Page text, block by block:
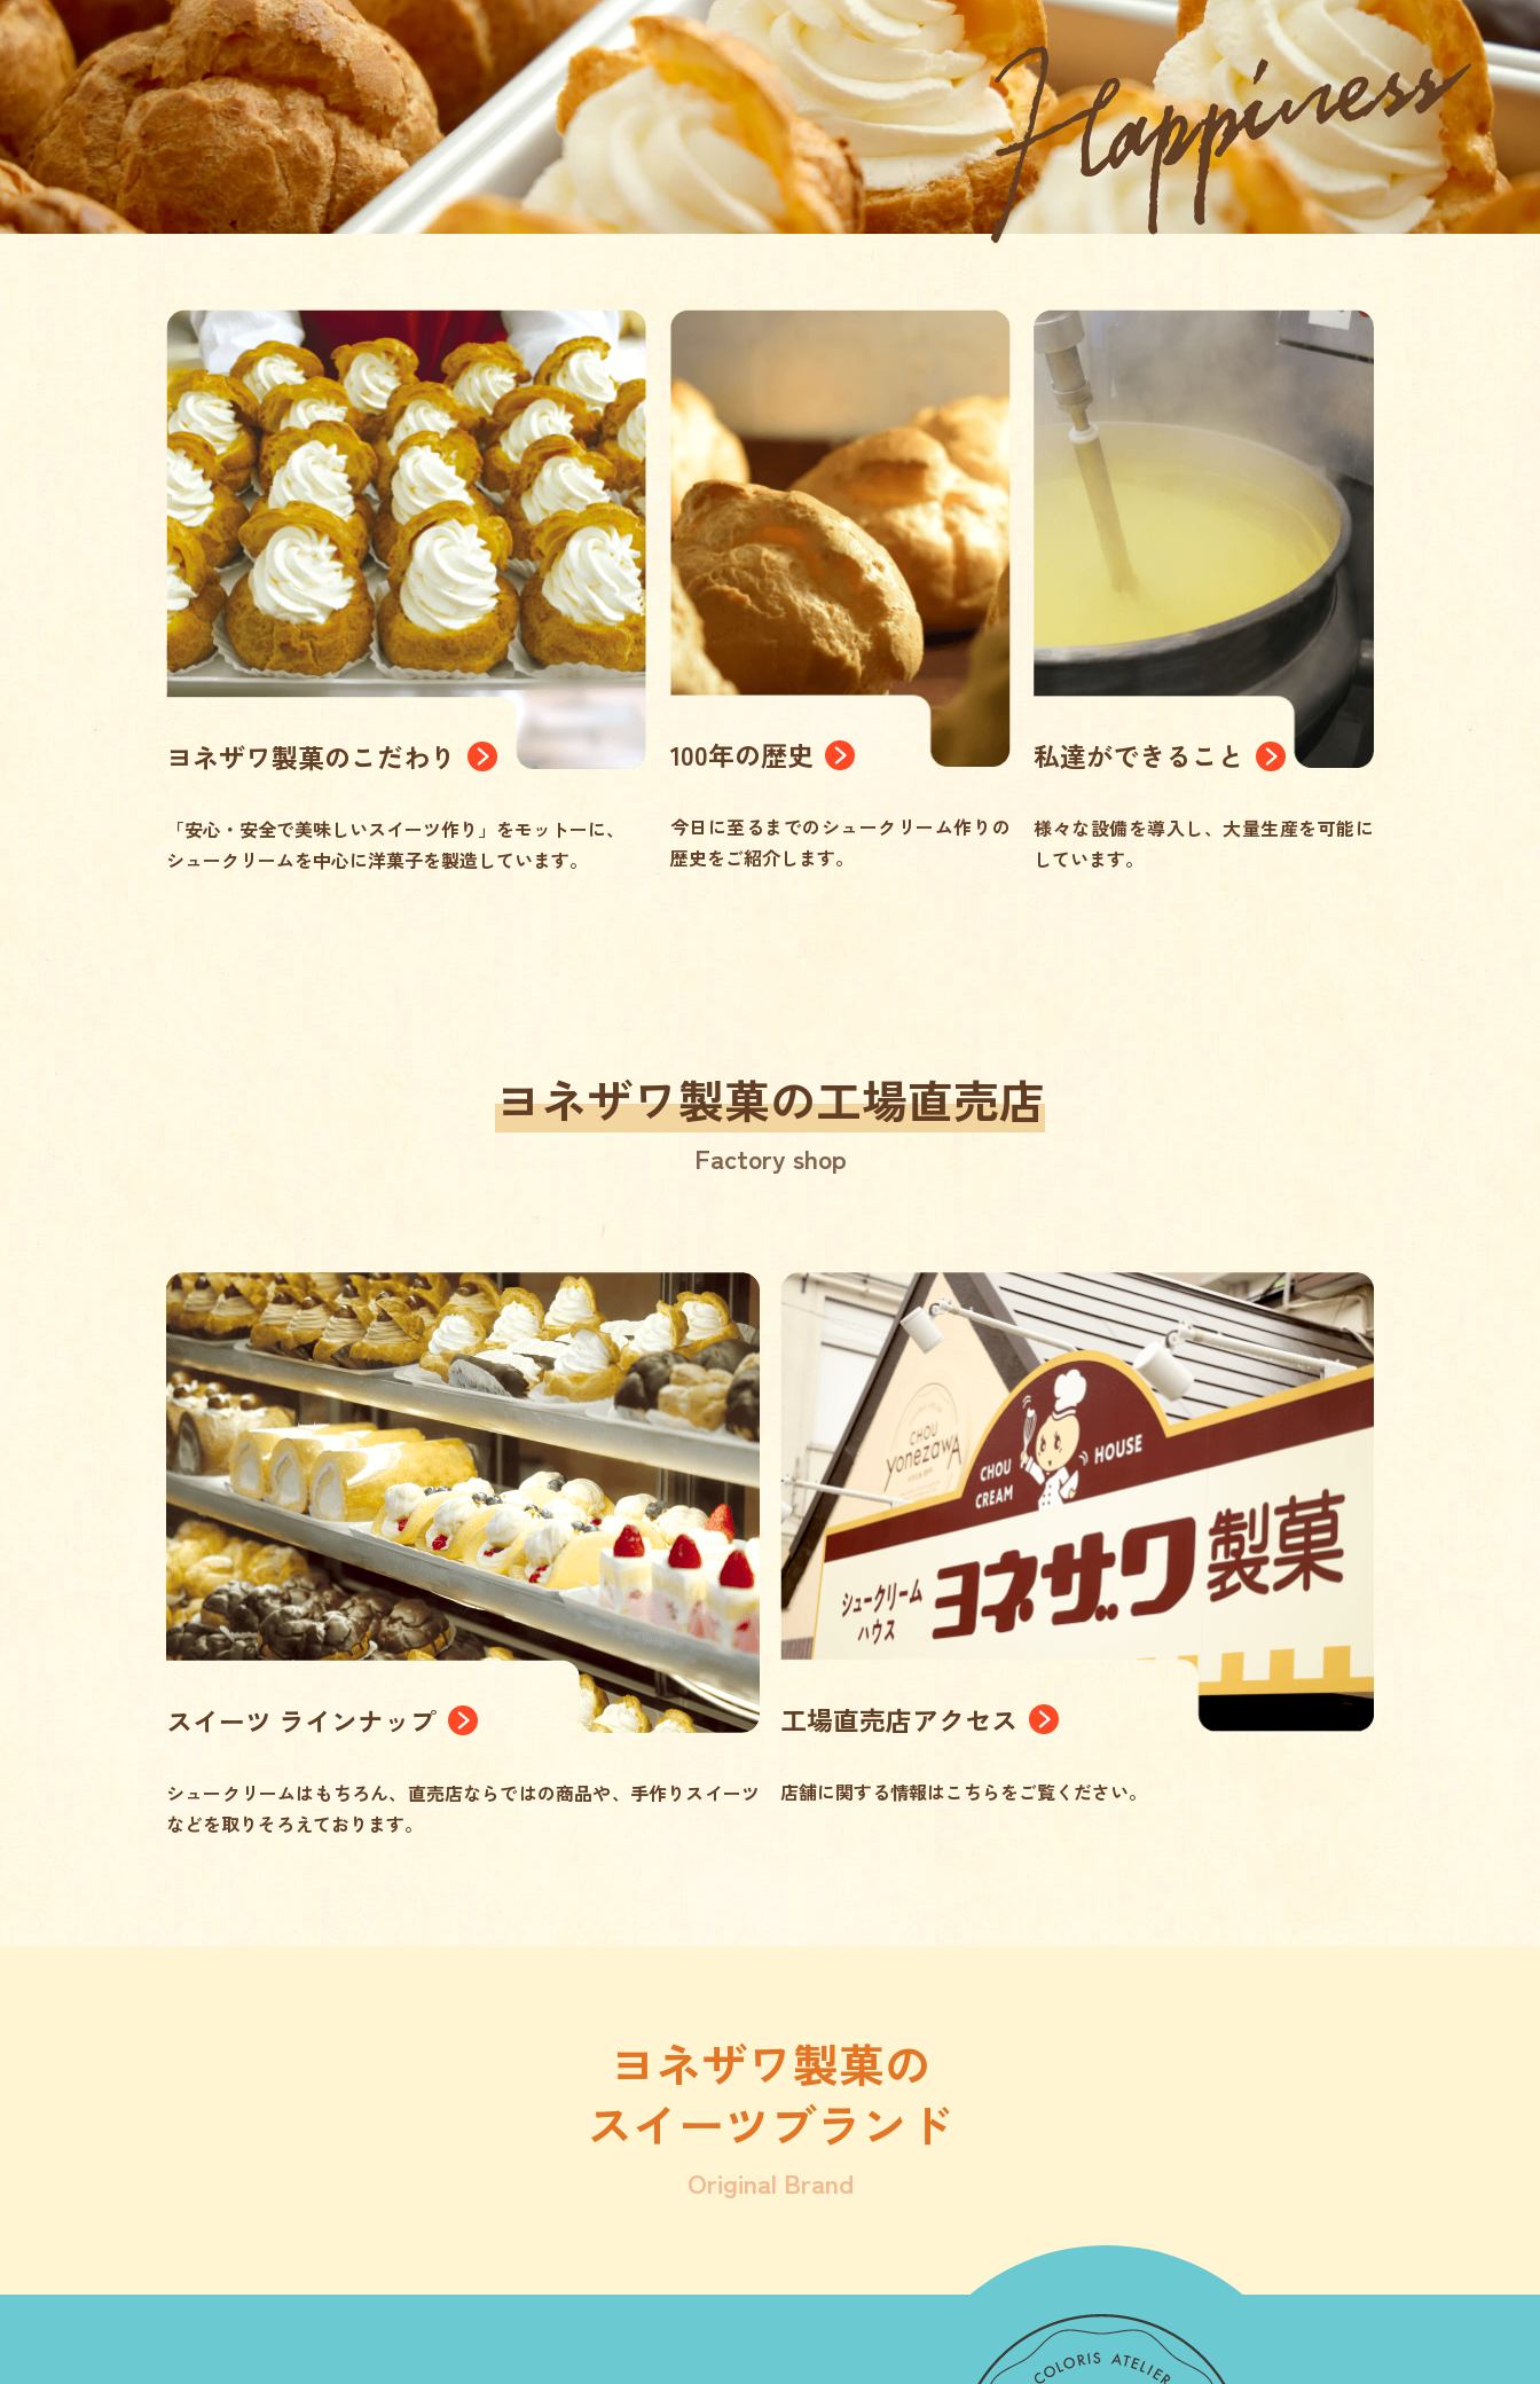
ヨネザワ製菓のこだわり
「安心・安全で美味しいスイーツ作り」をモットーに、
シュークリームを中心に洋菓子を製造しています。
100年の歴史
今日に至るまでのシュークリーム作りの
歴史をご紹介します。
私達ができること
様々な設備を導入し、大量生産を可能に
しています。
ヨネザワ製菓の工場直売店
Factory shop
スイーツ ラインナップ
シュークリームはもちろん、直売店ならではの商品や、手作りスイーツ
などを取りそろえております。
工場直売店アクセス
店舗に関する情報はこちらをご覧ください。
ヨネザワ製菓の
スイーツブランド
Original Brand